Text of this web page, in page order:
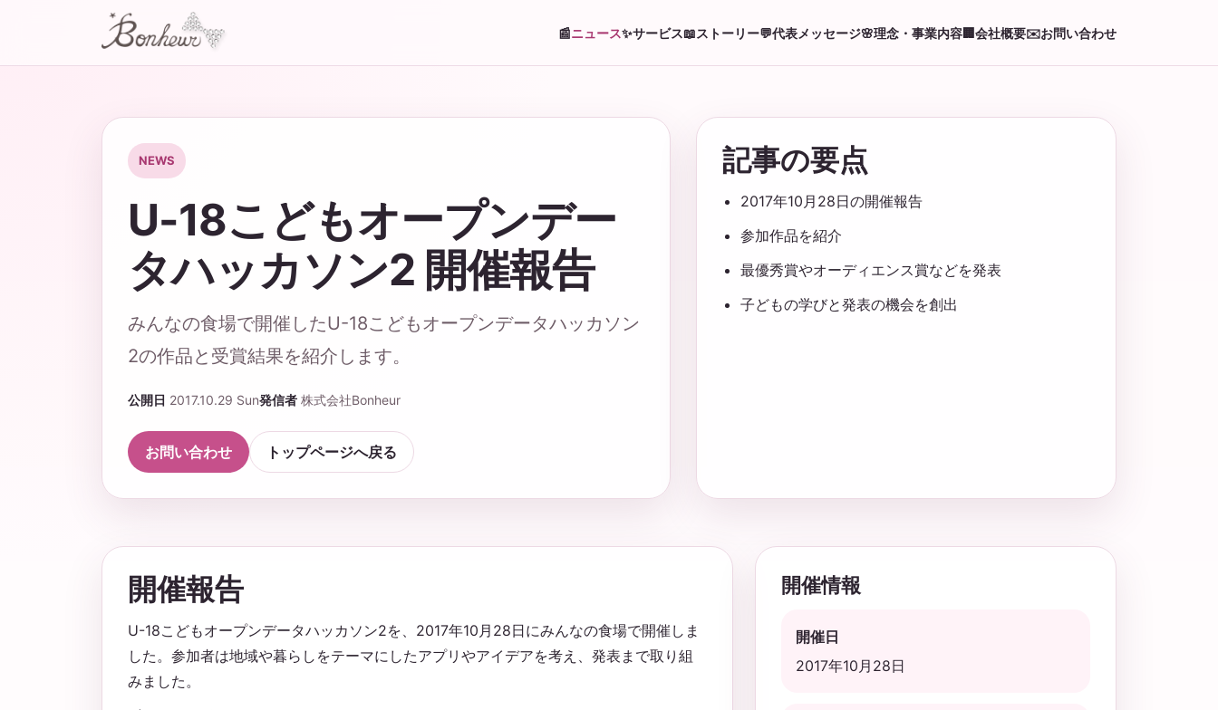
📰ニュース✨サービス📖ストーリー💬代表メッセージ🌸理念・事業内容 会社概要✉️お問い合わせ
NEWS
U-18こどもオープンデー
タハッカソン2 開催報告
みんなの食場で開催したU-18こどもオープンデータハッカソン
2の作品と受賞結果を紹介します。
公開日 2017.10.29 Sun発信者 株式会社Bonheur
お問い合わせ トップページへ戻る
記事の要点
2017年10月28日の開催報告
参加作品を紹介
最優秀賞やオーディエンス賞などを発表
子どもの学びと発表の機会を創出
開催報告
U-18こどもオープンデータハッカソン2を、2017年10月28日にみんなの食場で開催しま
した。参加者は地域や暮らしをテーマにしたアプリやアイデアを考え、発表まで取り組
みました。
開催情報
開催日
2017年10月28日